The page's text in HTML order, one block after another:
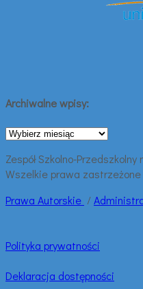
Archiwalne wpisy:
Archiwalne
Zespół Szkolno-
Wszelkie prawa zastrzeżone
Prawa Autorskie /
Polityka prywatności
Deklaracja dostępności